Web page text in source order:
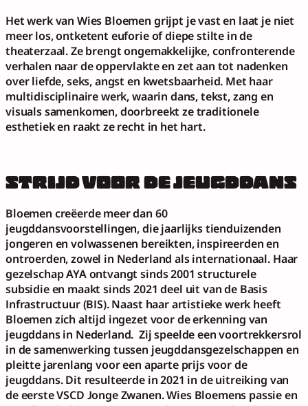
Het werk van Wies Bloemen grijpt je vast en laat je niet
meer los, ontketent euforie of diepe stilte in de
theaterzaal. Ze brengt ongemakkelijke, confronterende
verhalen naar de oppervlakte en zet aan tot nadenken
over liefde, seks, angst en kwetsbaarheid. Met haar
multidisciplinaire werk, waarin dans, tekst, zang en
visuals samenkomen, doorbreekt ze traditionele
esthetiek en raakt ze recht in het hart.
STRIJD VOOR DE JEUGDDANS
Bloemen creëerde meer dan 60
jeugddansvoorstellingen, die jaarlijks tienduizenden
jongeren en volwassenen bereikten, inspireerden en
ontroerden, zowel in Nederland als internationaal. Haar
gezelschap AYA ontvangt sinds 2001 structurele
subsidie en maakt sinds 2021 deel uit van de Basis
Infrastructuur (BIS). Naast haar artistieke werk heeft
Bloemen zich altijd ingezet voor de erkenning van
jeugddans in Nederland.  Zij speelde een voortrekkersrol
in de samenwerking tussen jeugddansgezelschappen en
pleitte jarenlang voor een aparte prijs voor de
jeugddans. Dit resulteerde in 2021 in de uitreiking van
de eerste VSCD Jonge Zwanen. Wies Bloemens passie en